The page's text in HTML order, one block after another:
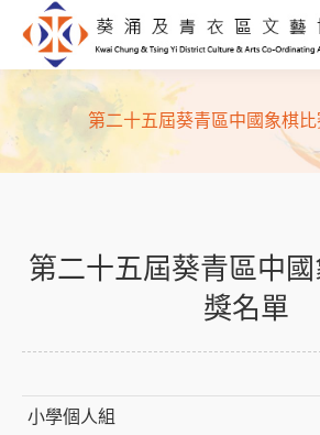
第二十五屆葵青區中國象棋
第二十五屆葵青區中
獎名單
小學個人組